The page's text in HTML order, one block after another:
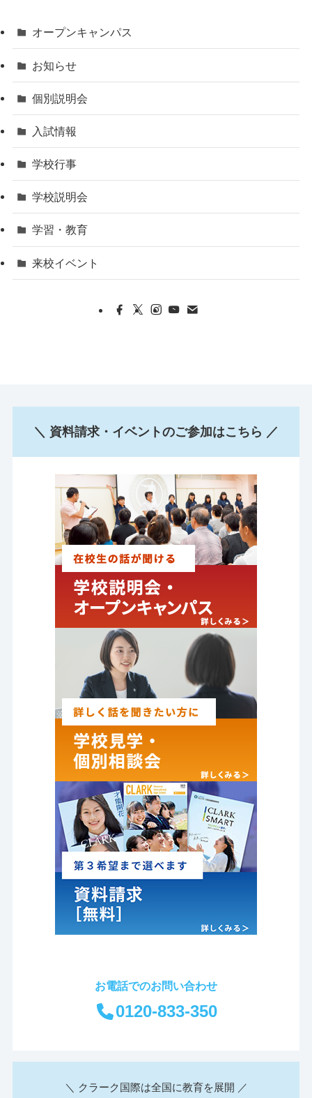
オープンキャンパス
お知らせ
個別説明会
入試情報
学校行事
学校説明会
学習・教育
来校イベント
＼ 資料請求・イベントのご参加はこちら ／
お電話でのお問い合わせ
0120-833-350
＼ クラーク国際は全国に教育を展開 ／